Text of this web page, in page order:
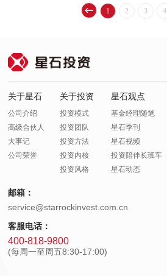
1 2 3 4
关于星石
公司介绍
高级合伙人
大事记
公司荣誉
关于投资
投资模式
投资团队
投资方法
投资内核
投资风格
星石观点
基金经理随笔
星石季刊
星石视频
投资陪伴长班车
星石动态
邮箱：
service@starrockinvest.com.cn
客服电话：
400-818-9800
(每周一至周五8:30-17:00)